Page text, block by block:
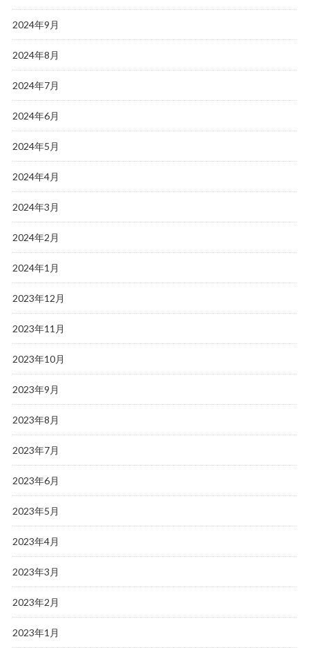
2024年9月
2024年8月
2024年7月
2024年6月
2024年5月
2024年4月
2024年3月
2024年2月
2024年1月
2023年12月
2023年11月
2023年10月
2023年9月
2023年8月
2023年7月
2023年6月
2023年5月
2023年4月
2023年3月
2023年2月
2023年1月